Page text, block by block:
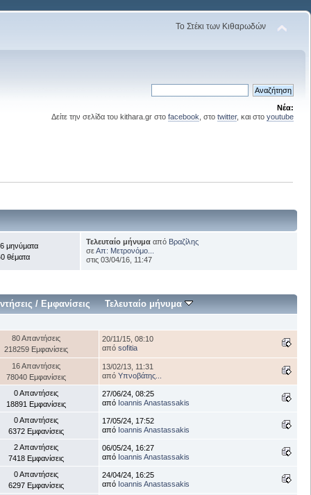
Το Στέκι των Κιθαρωδών
Νέα:
Δείτε την σελίδα του kithara.gr στο facebook , στο twitter, και στο youtube
μηνύματα
θέματα
Τελευταίο μήνυμα από Βραζίλης
σεΑπ: Μετρονόμο...
στις 03/04/16, 11:47
/ Εμφανίσεις Τελευταίο μήνυμα
80 Απαντήσεις
218259 Εμφανίσεις
20/11/15, 08:10
από sofitia
16 Απαντήσεις
78040 Εμφανίσεις
13/02/13, 11:31
από Υπνοβάτης...
0 Απαντήσεις
18891 Εμφανίσεις
27/06/24, 08:25
από Ioannis Anastassakis
0 Απαντήσεις
6372 Εμφανίσεις
17/05/24, 17:52
από Ioannis Anastassakis
2 Απαντήσεις
7418 Εμφανίσεις
06/05/24, 16:27
από Ioannis Anastassakis
0 Απαντήσεις
6297 Εμφανίσεις
24/04/24, 16:25
από Ioannis Anastassakis